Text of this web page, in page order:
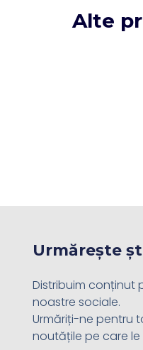
Alte
Am cumpărat
Urmărește
Distribuim conținut
noastre sociale.
Urmăriți-ne pentru
noutățile pe care le